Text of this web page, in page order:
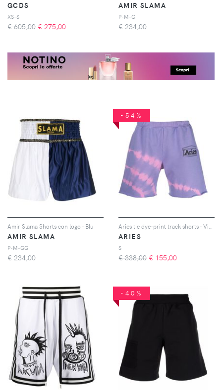
GCDS
XS-S
€ 605,00 € 275,00
AMIR SLAMA
P-M-G
€ 234,00
Amir Slama Shorts con logo - Blu
AMIR SLAMA
P-M-GG
€ 234,00
-54%
ARIES
S
€ 338,00 € 155,00
-40%